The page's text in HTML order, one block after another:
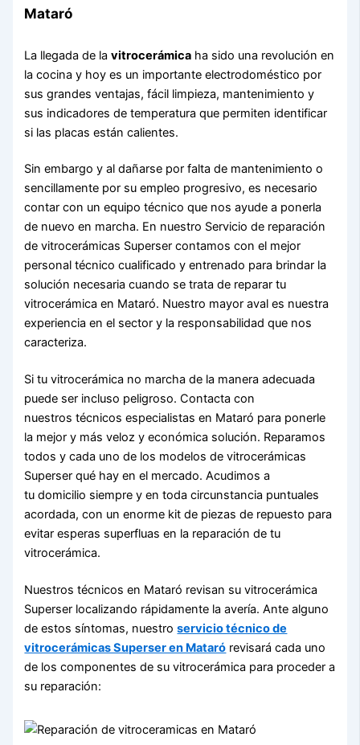
Mataró
La llegada de lavitrocerámica ha sido una revolución en
la cocina y hoy es un importante electrodoméstico por
sus grandes ventajas, fácil limpieza, mantenimiento y
sus indicadores de temperatura que permiten identificar
si las placas están calientes.
Sin embargo y al dañarse por falta de mantenimiento o
sencillamente por su empleo progresivo, es necesario
contar con un equipo técnico que nos ayude a ponerla
de nuevo en marcha. En nuestro Servicio de reparación
de vitrocerámicas Superser contamos con el mejor
personal técnico cualificado y entrenado para brindar la
solución necesaria cuando se trata de reparar tu
vitrocerámica en Mataró. Nuestro mayor aval es nuestra
experiencia en el sector y la responsabilidad que nos
caracteriza.
Si tu vitrocerámica no marcha de la manera adecuada
puede ser incluso peligroso. Contacta con
nuestros técnicos especialistas en Mataró para ponerle
la mejor y más veloz y económica solución. Reparamos
todos y cada uno de los modelos de vitrocerámicas
Superser qué hay en el mercado. Acudimos a
tu domicilio siempre y en toda circunstancia puntuales
acordada, con un enorme kit de piezas de repuesto para
evitar esperas superfluas en la reparación de tu
vitrocerámica.
Nuestros técnicos en Mataró revisan su vitrocerámica
Superser localizando rápidamente la avería. Ante alguno
de estos síntomas, nuestroservicio técnico de
vitrocerámicas Superser en Mataró revisará cada uno
de los componentes de su vitrocerámica para proceder a
su reparación: